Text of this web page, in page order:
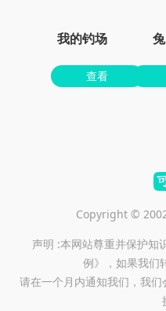
我的钓场
查看
Copyright ©
声明 :本网站尊重并保护知
例》，如果我们
请在一个月内通知我们，我